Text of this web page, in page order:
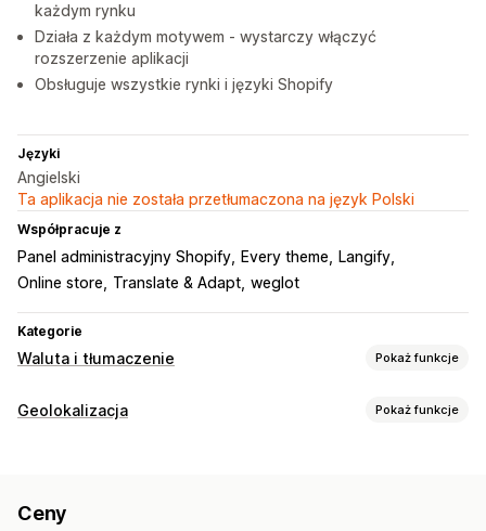
każdym rynku
Działa z każdym motywem - wystarczy włączyć
rozszerzenie aplikacji
Obsługuje wszystkie rynki i języki Shopify
Języki
Angielski
Ta aplikacja nie została przetłumaczona na język Polski
Współpracuje z
Panel administracyjny Shopify Every theme
Langify
Online store
Translate & Adapt weglot
Kategorie
Waluta i tłumaczenie Pokaż funkcje
Język i tłumaczenie
Tłumaczenie ręczne
Geolokalizacja Pokaż funkcje
Ceny